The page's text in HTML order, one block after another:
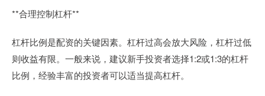
**合理控制杠杆**
杠杆比例是配资的关键因素。杠杆过高会放大风险，杠杆过低
则收益有限。一般来说，建议新手投资者选择1:2或1:3的杠杆
比例，经验丰富的投资者可以适当提高杠杆。